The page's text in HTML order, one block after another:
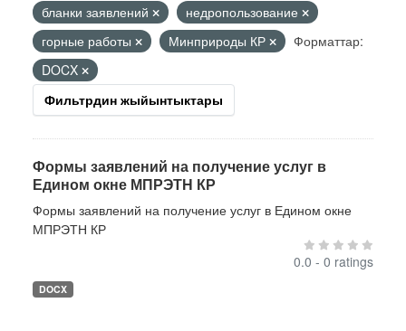
бланки заявлений
недропользование
горные работы
Минприроды КР
Форматтар:
DOCX
Фильтрдин жыйынтыктары
Формы заявлений на получение услуг в
Едином окне МПРЭТН КР
Формы заявлений на получение услуг в Едином окне
МПРЭТН КР
0.0 - 0 ratings
DOCX